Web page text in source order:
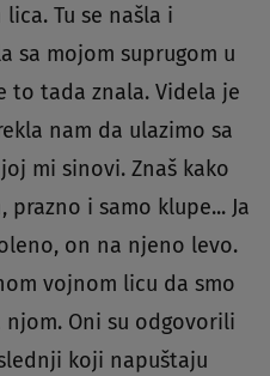
Tu se našla i
sa mojom suprugom u
to tada znala. Videla je
nam da ulazimo sa
mi sinovi. Znaš kako
i samo klupe... Ja
on na njeno levo.
vojnom licu da smo
Oni su odgovorili
koji napuštaju